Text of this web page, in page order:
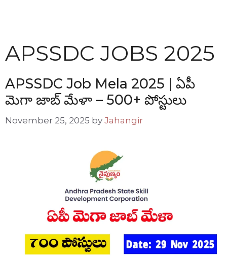
APSSDC JOBS 2025
APSSDC Job Mela 2025 | ఏపీ
మెగా జాబ్ మేళా – 500+ పోస్టులు
November 25, 2025 by Jahangir